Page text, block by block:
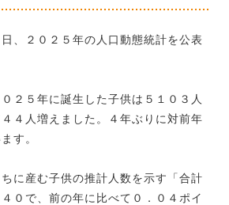
、２０２５年の人口動態統計を公表
２５年に誕生した子供は５１０３人
４人増えました。４年ぶりに対前年
す。
に産む子供の推計人数を示す「合計
０で、前の年に比べて０．０４ポイ